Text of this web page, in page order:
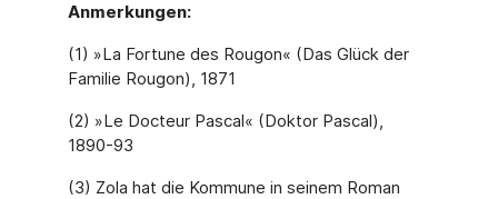
Anmerkungen:
(1) »La Fortune des Rougon« (Das Glück der
Familie Rougon), 1871
(2) »Le Docteur Pascal« (Doktor Pascal),
1890-93
(3) Zola hat die Kommune in seinem Roman